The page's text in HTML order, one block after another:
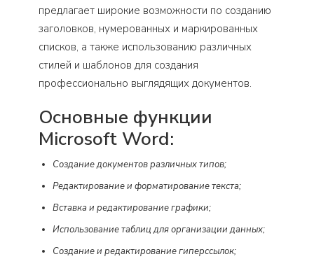
предлагает широкие возможности по созданию
заголовков, нумерованных и маркированных
списков, а также использованию различных
стилей и шаблонов для создания
профессионально выглядящих документов.
Основные функции
Microsoft Word:
Создание документов различных типов;
Редактирование и форматирование текста;
Вставка и редактирование графики;
Использование таблиц для организации данных;
Создание и редактирование гиперссылок;